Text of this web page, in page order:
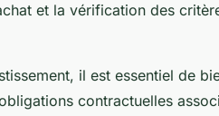
et la vérification des
il est essentiel de
contractuelles